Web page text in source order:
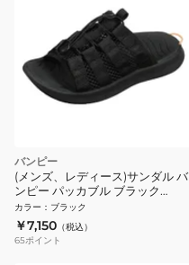
バンピー
(メンズ、レディース)サンダル バ
ンピー パッカブル ブラック
RF0481 リカバリーサンダル
カラー ： ブラック
￥7,150 （税込）
65ポイント